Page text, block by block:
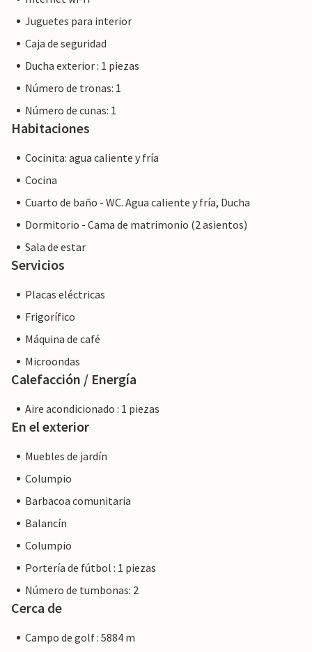
en un restaurante. Y en la Badia dAlcúdia, en dirección a
Son Serra de Marina y la Colònia de Sant Pere, aún se
pueden encontrar algunas playas que todavía no están
Juguetes para interior
Caja de seguridad
Ducha exterior : 1 piezas
Número de tronas: 1
Número de cunas: 1
Habitaciones
Cocinita: agua caliente y fría
Cocina
Cuarto de baño - WC. Agua caliente y fría, Ducha
Dormitorio - Cama de matrimonio (2 asientos)
Sala de estar
Servicios
Placas eléctricas
Frigorífico
Máquina de café
Microondas
Calefacción / Energía
Aire acondicionado : 1 piezas
En el exterior
Muebles de jardín
Columpio
Barbacoa comunitaria
Balancín
Columpio
Portería de fútbol : 1 piezas
Número de tumbonas: 2
Cerca de
Campo de golf : 5884 m